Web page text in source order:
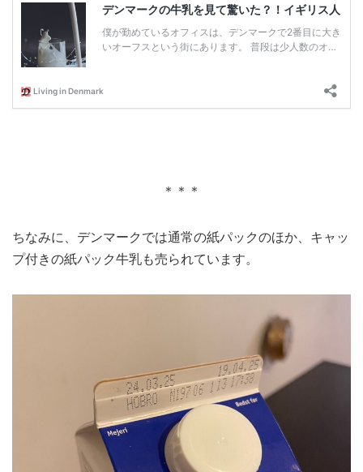
＊＊＊
ちなみに、デンマークでは通常の紙パックのほか、キャッ
プ付きの紙パック牛乳も売られています。